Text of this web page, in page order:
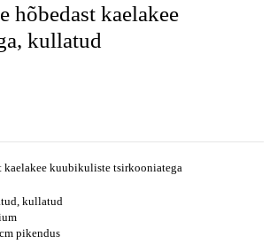
hõbedast kaelakee
kullatud
kaelakee kuubikuliste tsirkooniatega
kullatud
pikendus